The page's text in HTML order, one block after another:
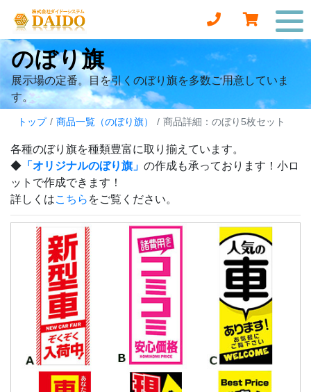
のぼり旗
展示場の定番。目を引くのぼり旗を多数ご用意していま
す。
トップ 商品一覧（のぼり旗） 商品詳細：のぼり5枚セット
各種のぼり旗を種類豊富に取り揃えています。
◆ 「オリジナルのぼり旗」 の作成も承っております！小ロ
ットで作成できます！
詳しくはこちら をご覧ください。